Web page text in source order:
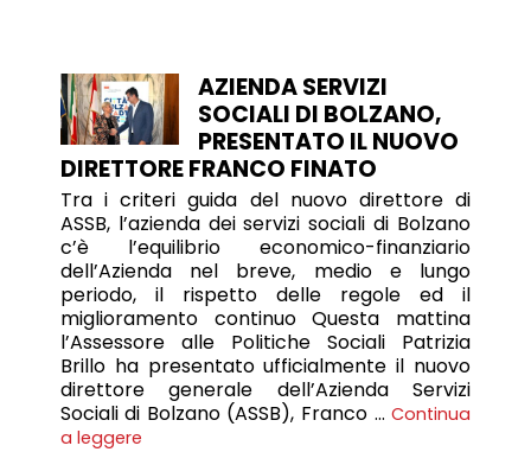
AZIENDA SERVIZI
SOCIALI DI BOLZANO,
PRESENTATO IL NUOVO
DIRETTORE FRANCO FINATO
Tra i criteri guida del nuovo direttore di
ASSB, l’azienda dei servizi sociali di Bolzano
c’è l’equilibrio economico-finanziario
dell’Azienda nel breve, medio e lungo
periodo, il rispetto delle regole ed il
miglioramento continuo Questa mattina
l’Assessore alle Politiche Sociali Patrizia
Brillo ha presentato ufficialmente il nuovo
direttore generale dell’Azienda Servizi
Sociali di Bolzano (ASSB), Franco …Continua
a leggere